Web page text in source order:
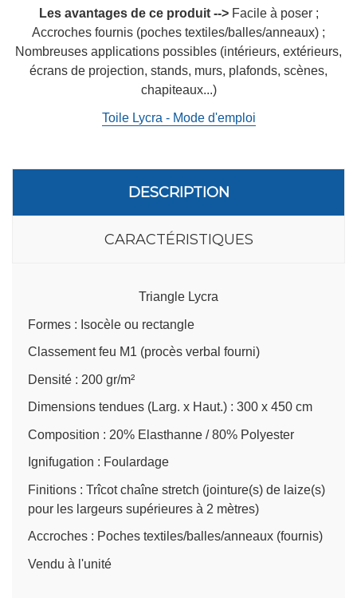
Les avantages de ce produit -->Facile à poser ;
Accroches fournis (poches textiles/balles/anneaux) ;
Nombreuses applications possibles (intérieurs, extérieurs,
écrans de projection, stands, murs, plafonds, scènes,
chapiteaux...)
Toile Lycra - Mode d'emploi
DESCRIPTION
CARACTÉRISTIQUES
Triangle Lycra
Formes : Isocèle ou rectangle
Classement feu M1 (procès verbal fourni)
Densité : 200 gr/m²
Dimensions tendues (Larg. x Haut.) : 300 x 450 cm
Composition : 20% Elasthanne / 80% Polyester
Ignifugation : Foulardage
Finitions : Trîcot chaîne stretch (jointure(s) de laize(s)
pour les largeurs supérieures à 2 mètres)
Accroches : Poches textiles/balles/anneaux (fournis)
Vendu à l'unité